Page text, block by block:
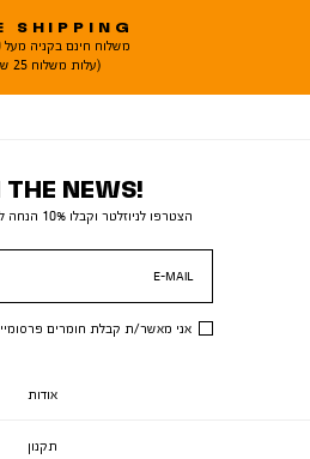
SHIPPING
משלוח חינם בקניה מעל 249 ש"ח
(עלות משלוח 25 ש"ח)
NEWS!
הצטרפו לניוזלטר וקבלו 10% הנחה לקנייה ראשונה באתר
E-MAIL
אני מאשר/ת קבלת חומרים
אודות
תקנון